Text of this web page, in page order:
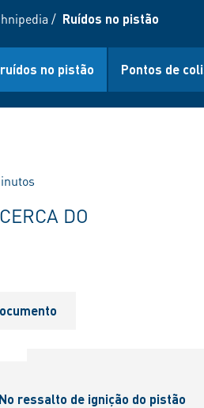
/ Ruídos no pistão
no pistão Pontos de
DO
ressalto de ignição do pistão